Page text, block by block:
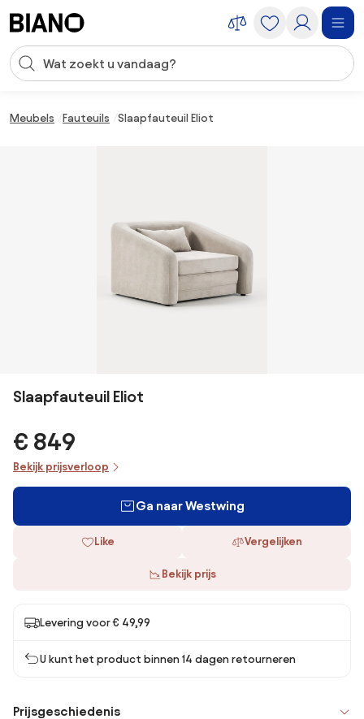
Zoekopdracht invoeren
Meubels Fauteuils Slaapfauteuil Eliot
Slaapfauteuil Eliot
€ 849
Bekijk prijsverloop
Ga naar Westwing
Like Vergelijken
Bekijk prijs
Levering voor € 49,99
U kunt het product binnen 14 dagen retourneren
Prijsgeschiedenis